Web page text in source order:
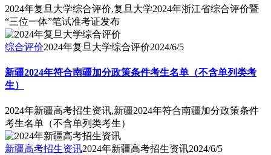
2024年复旦大学综合评价,复旦大学2024年浙江省综合评价暨
“三位一体”笔试准考证发布
综合评价2024年复旦大学综合评价2024/6/5
新疆2024年符合南疆加分政策条件考生名单（不含单列类考
生）
2024年新疆高考招生资讯,新疆2024年符合南疆加分政策条件
考生名单（不含单列类考生）
新疆高考招生资讯2024年新疆高考招生资讯2024/6/5